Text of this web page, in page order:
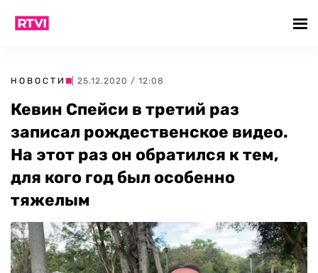
НОВОСТИ | 25.12.2020 / 12:08
Кевин Спейси в третий раз
записал рождественское видео.
На этот раз он обратился к тем,
для кого год был особенно
тяжелым